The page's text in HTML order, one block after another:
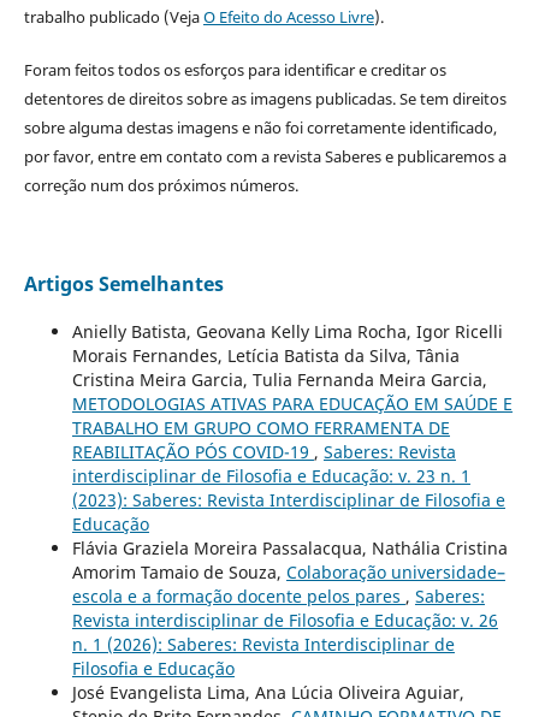
trabalho publicado (VejaO Efeito do Acesso Livre).
Foram feitos todos os esforços para identificar e creditar os
detentores de direitos sobre as imagens publicadas. Se tem direitos
sobre alguma destas imagens e não foi corretamente identificado,
por favor, entre em contato com a revista Saberes e publicaremos a
correção num dos próximos números.
Artigos Semelhantes
Anielly Batista, Geovana Kelly Lima Rocha, Igor Ricelli
Morais Fernandes, Letícia Batista da Silva, Tânia
Cristina Meira Garcia, Tulia Fernanda Meira Garcia,
METODOLOGIAS ATIVAS PARA EDUCAÇÃO EM SAÚDE E
TRABALHO EM GRUPO COMO FERRAMENTA DE
REABILITAÇÃO PÓS COVID-19 , Saberes: Revista
interdisciplinar de Filosofia e Educação: v. 23 n. 1
(2023): Saberes: Revista Interdisciplinar de Filosofia e
Educação
Flávia Graziela Moreira Passalacqua, Nathália Cristina
Amorim Tamaio de Souza, Colaboração universidade–
escola e a formação docente pelos pares , Saberes:
Revista interdisciplinar de Filosofia e Educação: v. 26
n. 1 (2026): Saberes: Revista Interdisciplinar de
Filosofia e Educação
José Evangelista Lima, Ana Lúcia Oliveira Aguiar,